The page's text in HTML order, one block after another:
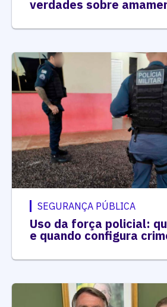
verdades sobre
SEGURANÇA PÚBLICA
Uso da força policial:
e quando configura